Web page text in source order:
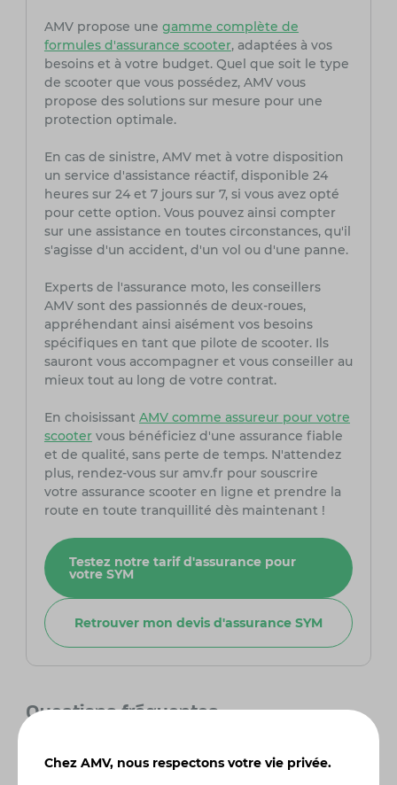
AMV propose une gamme complète de
formules d'assurance scooter, adaptées à vos
besoins et à votre budget. Quel que soit le type
de scooter que vous possédez, AMV vous
propose des solutions sur mesure pour une
protection optimale.
En cas de sinistre, AMV met à votre disposition
un service d'assistance réactif, disponible 24
heures sur 24 et 7 jours sur 7, si vous avez opté
pour cette option. Vous pouvez ainsi compter
sur une assistance en toutes circonstances, qu'il
s'agisse d'un accident, d'un vol ou d'une panne.
Experts de l'assurance moto, les conseillers
AMV sont des passionnés de deux-roues,
appréhendant ainsi aisément vos besoins
spécifiques en tant que pilote de scooter. Ils
sauront vous accompagner et vous conseiller au
mieux tout au long de votre contrat.
En choisissant AMV comme assureur pour votre
scootervous bénéficiez d'une assurance fiable
et de qualité, sans perte de temps. N'attendez
plus, rendez-vous sur amv.fr pour souscrire
votre assurance scooter en ligne et prendre la
route en toute tranquillité dès maintenant !
Testez notre tarif d'assurance pour
votre SYM
Retrouver mon devis d'assurance SYM
Questions fréquentes
Quels sont les principaux modèles de
Chez AMV, nous respectons votre vie privée.